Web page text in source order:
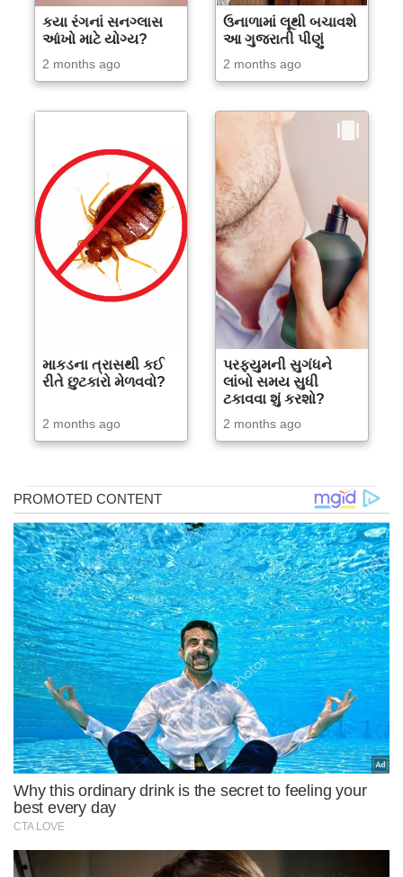
કયા રંગનાં સનગ્લાસ
આંખો માટે યોગ્ય?
2 months ago
ઉનાળામાં લૂથી બચાવશે
આ ગુજરાતી પીણું
2 months ago
માકડના ત્રાસથી કઈ
રીતે છુટકારો મેળવવો?
2 months ago
પરફ્યુમની સુગંધને
લાંબો સમય સુધી
ટકાવવા શું કરશો?
2 months ago